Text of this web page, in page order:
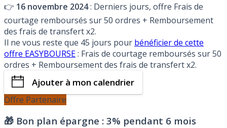
👉 16 novembre 2024: Derniers jours, offre Frais de
courtage remboursés sur 50 ordres + Remboursement
des frais de transfert x2.
Il ne vous reste que 45 jours pour bénéficier de cette
offre EASYBOURSE: Frais de courtage remboursés sur 50
ordres + Remboursement des frais de transfert x2.
Ajouter à mon calendrier
Offre Partenaire
🎁 Bon plan épargne : 3% pendant 6 mois